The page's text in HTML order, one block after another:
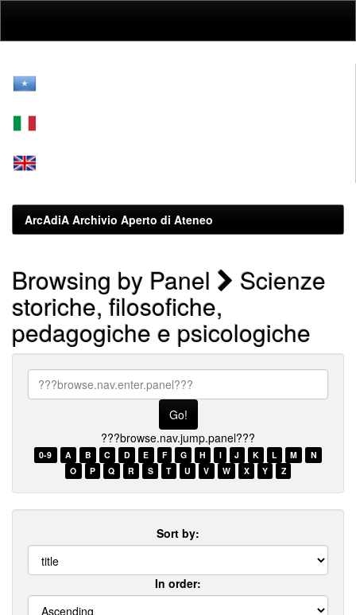
ArcAdiA Archivio Aperto di Ateneo
Browsing by Panel Scienze
storiche, filosofiche,
pedagogiche e psicologiche
???
browse.nav.enter.panel???
???browse.nav.jump.panel???
0-9 A B C D E F G H I J K L M
N
O
P Q R S T U V W X Y Z
Sort by:
In order: